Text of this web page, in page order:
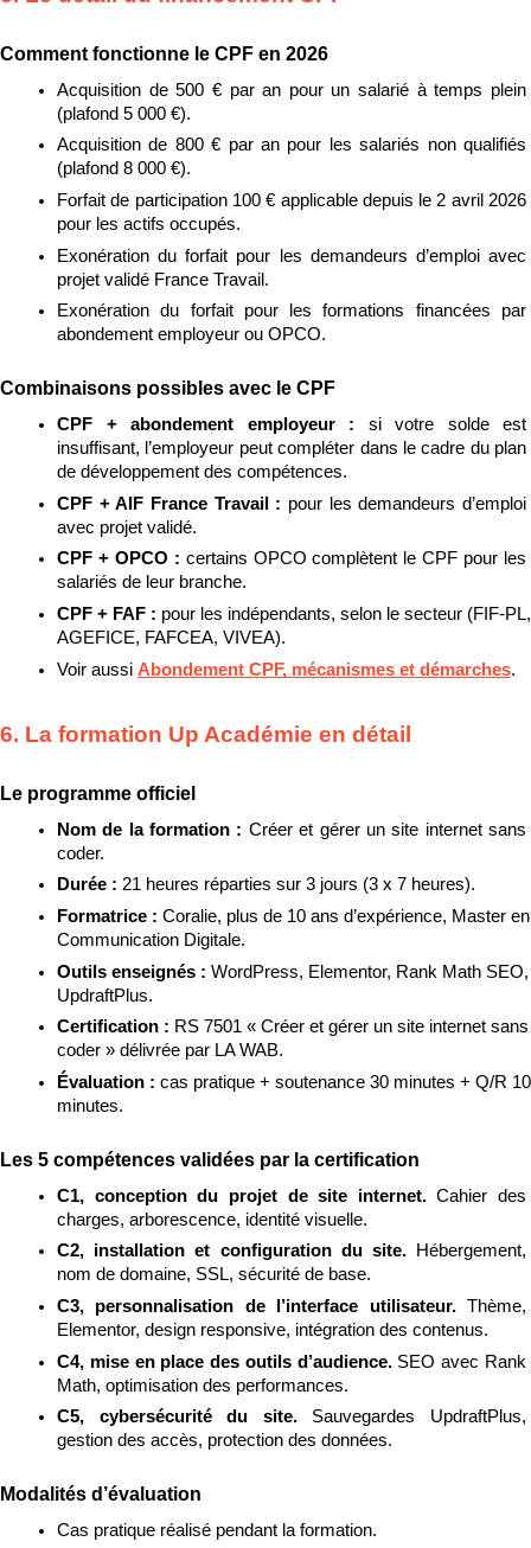
Comment fonctionne le CPF en 2026
Acquisition de 500 € par an pour un salarié à temps plein
(plafond 5 000 €).
Acquisition de 800 € par an pour les salariés non qualifiés
(plafond 8 000 €).
Forfait de participation 100 € applicable depuis le 2 avril 2026
pour les actifs occupés.
Exonération du forfait pour les demandeurs d’emploi avec
projet validé France Travail.
Exonération du forfait pour les formations financées par
abondement employeur ou OPCO.
Combinaisons possibles avec le CPF
CPF + abondement employeur : si votre solde est
insuffisant, l’employeur peut compléter dans le cadre du plan
de développement des compétences.
CPF + AIF France Travail : pour les demandeurs d’emploi
avec projet validé.
CPF + OPCO : certains OPCO complètent le CPF pour les
salariés de leur branche.
CPF + FAF : pour les indépendants, selon le secteur (FIF-PL,
AGEFICE, FAFCEA, VIVEA).
Voir aussi Abondement CPF, mécanismes et démarches.
6. La formation Up Académie en détail
Le programme officiel
Nom de la formation : Créer et gérer un site internet sans
coder.
Durée : 21 heures réparties sur 3 jours (3 x 7 heures).
Formatrice : Coralie, plus de 10 ans d’expérience, Master en
Communication Digitale.
Outils enseignés : WordPress, Elementor, Rank Math SEO,
UpdraftPlus.
Certification : RS 7501 « Créer et gérer un site internet sans
coder » délivrée par LA WAB.
Évaluation : cas pratique + soutenance 30 minutes + Q/R 10
minutes.
Les 5 compétences validées par la certification
C1, conception du projet de site internet. Cahier des
charges, arborescence, identité visuelle.
C2, installation et configuration du site.
Hébergement,
nom de domaine, SSL, sécurité de base.
C3, personnalisation de l’interface utilisateur. Thème,
Elementor, design responsive, intégration des contenus.
C4, mise en place des outils d’audience. SEO avec Rank
Math, optimisation des performances.
C5, cybersécurité du site. Sauvegardes UpdraftPlus,
gestion des accès, protection des données.
Modalités d’évaluation
Cas pratique réalisé pendant la formation.